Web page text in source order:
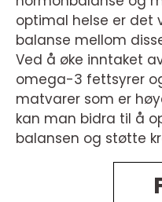
optimal helse er det
balanse mellom
Ved å øke inntaket
omega-3 fettsyrer
matvarer som er
kan man bidra til å
balansen og støtte